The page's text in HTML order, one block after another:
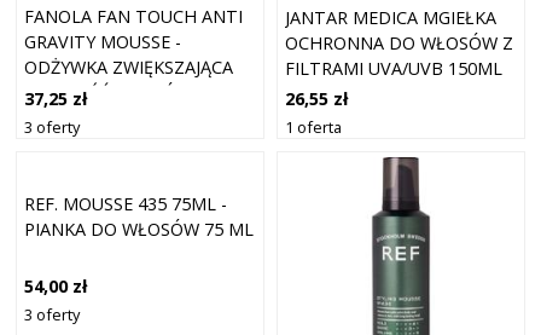
FANOLA FAN TOUCH ANTI
GRAVITY MOUSSE -
ODŻYWKA ZWIĘKSZAJĄCA
OBJĘTOŚĆ WŁOSÓW -
300ML
37,25 zł
3 oferty
JANTAR MEDICA MGIEŁKA
OCHRONNA DO WŁOSÓW Z
FILTRAMI UVA/UVB 150ML
26,55 zł
1 oferta
REF. MOUSSE 435 75ML -
PIANKA DO WŁOSÓW 75 ML
54,00 zł
3 oferty